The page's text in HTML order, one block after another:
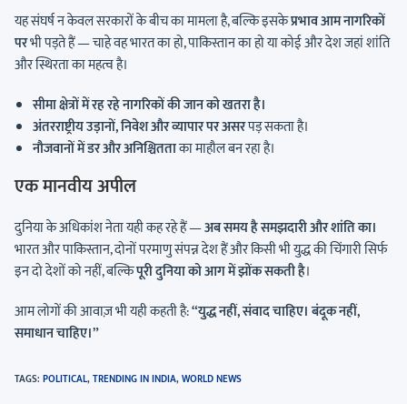
यह संघर्ष न केवल सरकारों के बीच का मामला है, बल्कि इसकेप्रभाव आम नागरिकों
परभी पड़ते हैं — चाहे वह भारत का हो, पाकिस्तान का हो या कोई और देश जहां शांति
और स्थिरता का महत्व है।
सीमा क्षेत्रों में रह रहे नागरिकों की जान को खतरा है।
अंतरराष्ट्रीय उड़ानों, निवेश और व्यापार पर असरपड़ सकता है।
नौजवानों में डर और अनिश्चितताका माहौल बन रहा है।
एक मानवीय अपील
दुनिया के अधिकांश नेता यही कह रहे हैं —अब समय है समझदारी और शांति का।
भारत और पाकिस्तान, दोनों परमाणु संपन्न देश हैं और किसी भी युद्ध की चिंगारी सिर्फ
इन दो देशों को नहीं, बल्किपूरी दुनिया को आग में झोंक सकती है।
आम लोगों की आवाज़ भी यही कहती है:“युद्ध नहीं, संवाद चाहिए। बंदूक नहीं,
समाधान चाहिए।”
TAGS: POLITICAL,TRENDING IN INDIA,WORLD NEWS